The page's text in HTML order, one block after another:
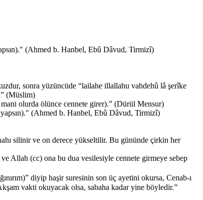
(Ahmed b. Hanbel, Ebû Dâvud, Tirmizî)
sonra yüzüncüde “lailahe illallahu vahdehû lâ şerîke
(Müslim)
olurda ölünce cennete girer).” (Dürül Mensur)
(Ahmed b. Hanbel, Ebû Dâvud, Tirmizî)
silinir ve on derece yükseltilir. Bu gününde çirkin her
Allah (cc) ona bu dua vesilesiyle cennete girmeye sebep
vakti okuyacak olsa, sabaha kadar yine böyledir.”